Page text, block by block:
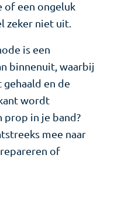
of een ongeluk
zeker niet uit.
is een
binnenuit, waarbij
en de
wordt
prop in je band?
mee naar
of